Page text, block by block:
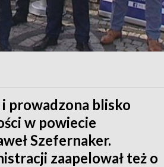
prowadzona blisko
w powiecie
Szefernaker.
zaapelował też o